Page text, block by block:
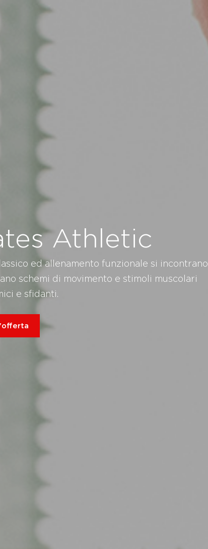
Athletic
ed allenamento funzionale si incontrano
schemi di movimento e stimoli muscolari
e sfidanti.